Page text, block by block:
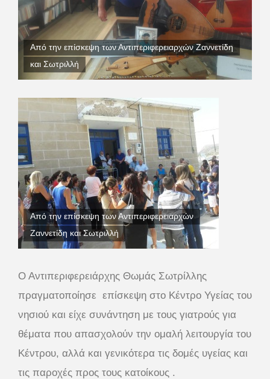
Από την επίσκεψη των Αντιπεριφερειαρχών Ζαννετίδη
και Σωτριλλή
Από την επίσκεψη των Αντιπεριφερειαρχών
Ζαννετίδη και Σωτριλλή
Ο Αντιπεριφερειάρχης Θωμάς Σωτρίλλης
πραγματοποίησε επίσκεψη στο Κέντρο Υγείας του
νησιού και είχε συνάντηση με τους γιατρούς για
θέματα που απασχολούν την ομαλή λειτουργία του
Κέντρου, αλλά και γενικότερα τις δομές υγείας και
τις παροχές προς τους κατοίκους .